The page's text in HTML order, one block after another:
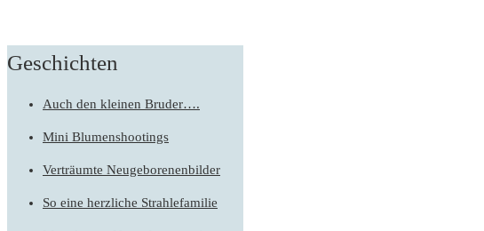
Geschichten
Auch den kleinen Bruder….
Mini Blumenshootings
Verträumte Neugeborenenbilder
So eine herzliche Strahlefamilie